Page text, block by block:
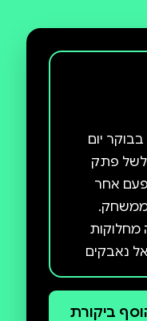
יום
פתק
פעם אחר
ממשחק.
מחלוקות
נאבקים
בתקשורת
ביקורת